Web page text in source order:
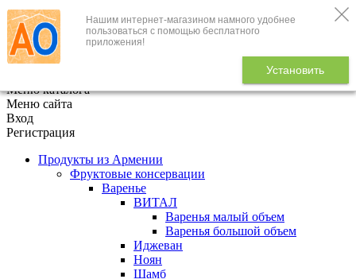
Нашим интернет-магазином намного удобнее
пользоваться с помощью бесплатного
приложения!
Установить
+7 (495) 646-888-1
В корзине
Меню каталога
Меню сайта
Вход
Регистрация
Продукты из Армении
Фруктовые консервации
Варенье
ВИТАЛ
Варенья малый объем
Варенья большой объем
Иджеван
Ноян
Шамб